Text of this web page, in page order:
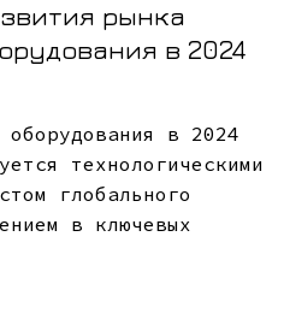
рынка
в 2024
оборудования в 2024
технологическими
глобального
в ключевых